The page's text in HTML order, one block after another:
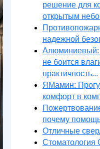
решение для
открытым
надежной
Алюминиевый:
не боится
практичность...
ЯМамин:
комфорт в
почему
Отличные
Стоматология